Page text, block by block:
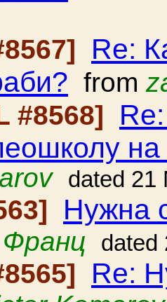
Re:
from
#8568]
dated 21
Нужна
dated
Re: